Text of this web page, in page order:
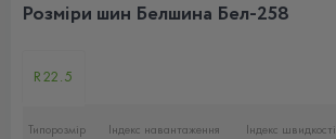
Розміри шин Белшина Бел-258
R22.5
Типорозмір Індекс навантаження Індекс швидкості